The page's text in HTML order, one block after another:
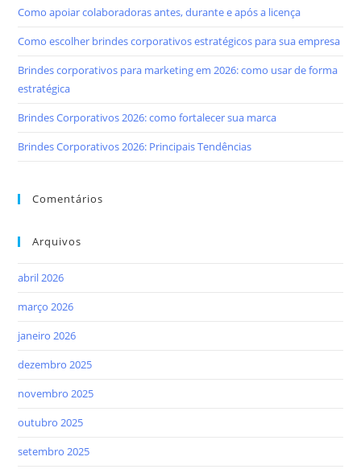
Como apoiar colaboradoras antes, durante e após a licença
Como escolher brindes corporativos estratégicos para sua empresa
Brindes corporativos para marketing em 2026: como usar de forma
estratégica
Brindes Corporativos 2026: como fortalecer sua marca
Brindes Corporativos 2026: Principais Tendências
Comentários
Arquivos
abril 2026
março 2026
janeiro 2026
dezembro 2025
novembro 2025
outubro 2025
setembro 2025